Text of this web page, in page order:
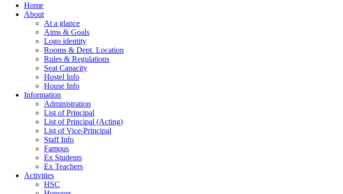
Home
About
At a glance
Aims & Goals
Logo identity
Rooms & Dept. Location
Rules & Regulations
Seat Capacity
Hostel Info
House Info
Information
Administration
List of Principal
List of Principal (Acting)
List of Vice-Principal
Staff Info
Famous
Ex Students
Ex Teachers
Activities
HSC